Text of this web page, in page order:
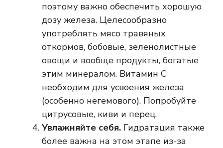
поэтому важно обеспечить хорошую
дозу железа. Целесообразно
употреблять мясо травяных
откормов, бобовые, зеленолистные
овощи и вообще продукты, богатые
этим минералом. Витамин С
необходим для усвоения железа
(особенно негемового). Попробуйте
цитрусовые, киви и перец.
Увлажняйте себя. Гидратация также
более важна на этом этапе из-за